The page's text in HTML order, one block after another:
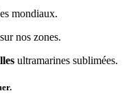
mondiaux.
nos zones.
ultramarines sublimées.